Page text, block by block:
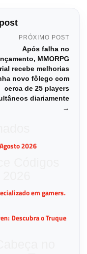
PRÓXIMO POST
Após falha no
MMORPG
recebe melhorias
novo fôlego com
cerca de 25 players
diariamente
→
em gamers.